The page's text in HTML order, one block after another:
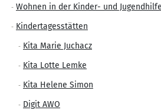
Wohnen in der Kinder- und Jugendhilfe
Kindertagesstätten
Kita Marie Juchacz
Kita Lotte Lemke
Kita Helene Simon
Digit AWO